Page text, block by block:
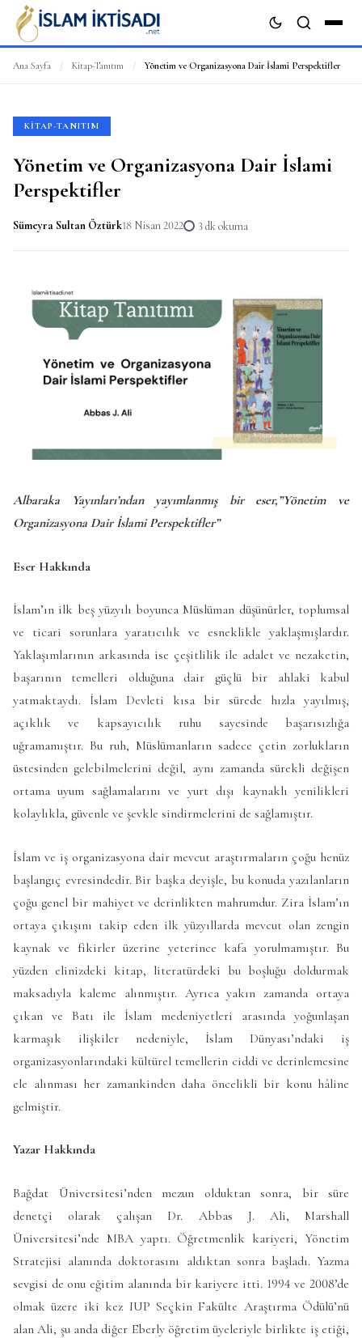
Ana Sayfa / Kitap-Tanıtım / Yönetim ve Organizasyona Dair İslami Perspektifler
KITAP-TANITIM
Yönetim ve Organizasyona Dair İslami
Perspektifler
Sümeyra Sultan Öztürk18 Nisan 2022 3 dk okuma
Albaraka Yayınları’ndan yayımlanmış bir eser,”Yönetim ve
Organizasyona Dair İslami Perspektifler”
Eser Hakkında
İslam’ın ilk beş yüzyılı boyunca Müslüman düşünürler, toplumsal
ve ticari sorunlara yaratıcılık ve esneklikle yaklaşmışlardır.
Yaklaşımlarının arkasında ise çeşitlilik ile adalet ve nezaketin,
başarının temelleri olduğuna dair güçlü bir ahlaki kabul
yatmaktaydı. İslam Devleti kısa bir sürede hızla yayılmış,
açıklık ve kapsayıcılık ruhu sayesinde başarısızlığa
uğramamıştır. Bu ruh, Müslümanların sadece çetin zorlukların
üstesinden gelebilmelerini değil, aynı zamanda sürekli değişen
ortama uyum sağlamalarını ve yurt dışı kaynaklı yenilikleri
kolaylıkla, güvenle ve şevkle sindirmelerini de sağlamıştır.
İslam ve iş organizasyona dair mevcut araştırmaların çoğu henüz
başlangıç evresindedir. Bir başka deyişle, bu konuda yazılanların
çoğu genel bir mahiyet ve derinlikten mahrumdur. Zira İslam’ın
ortaya çıkışını takip eden ilk yüzyıllarda mevcut olan zengin
kaynak ve fikirler üzerine yeterince kafa yorulmamıştır. Bu
yüzden elinizdeki kitap, literatürdeki bu boşluğu doldurmak
maksadıyla kaleme alınmıştır. Ayrıca yakın zamanda ortaya
çıkan ve Batı ile İslam medeniyetleri arasında yoğunlaşan
karmaşık ilişkiler nedeniyle, İslam Dünyası’ndaki iş
organizasyonlarındaki kültürel temellerin ciddi ve derinlemesine
ele alınması her zamankinden daha öncelikli bir konu hâline
gelmiştir.
Yazar Hakkında
Bağdat Üniversitesi’nden mezun olduktan sonra, bir süre
denetçi olarak çalışan Dr. Abbas J. Ali, Marshall
Üniversitesi’nde MBA yaptı. Öğretmenlik kariyeri, Yönetim
Stratejisi alanında doktorasını aldıktan sonra başladı. Yazma
sevgisi de onu eğitim alanında bir kariyere itti. 1994 ve 2008’de
olmak üzere iki kez IUP Seçkin Fakülte Araştırma Ödülü’nü
alan Ali, şu anda diğer Eberly öğretim üyeleriyle birlikte iş etiği,